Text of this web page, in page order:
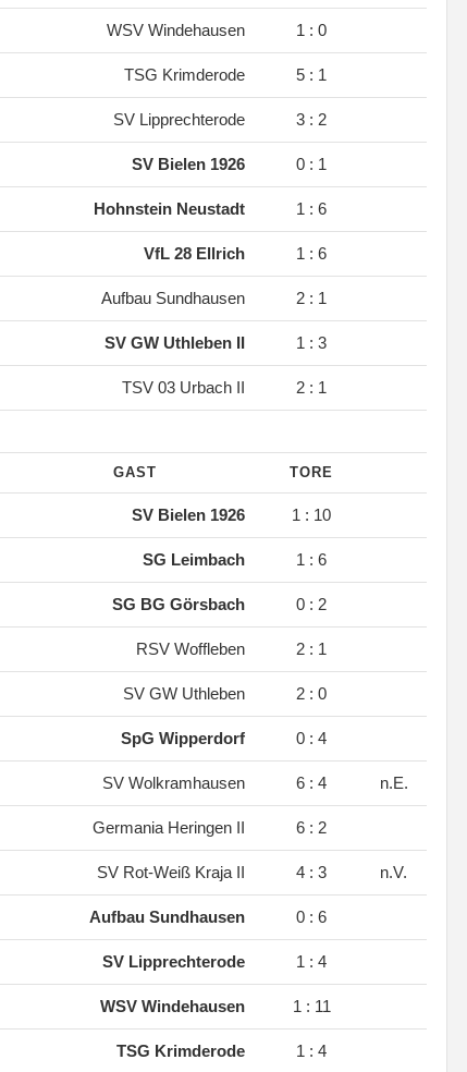
WSV Windehausen 1 : 0
TSG Krimderode 5 : 1
SV Lipprechterode 3 : 2
SV Bielen 1926 0 : 1
Hohnstein Neustadt 1 : 6
VfL 28 Ellrich 1 : 6
Aufbau Sundhausen 2 : 1
SV GW Uthleben II 1 : 3
TSV 03 Urbach II 2 : 1
GAST TORE
SV Bielen 1926 1 : 10
SG Leimbach 1 : 6
SG BG Görsbach 0 : 2
RSV Woffleben 2 : 1
SV GW Uthleben 2 : 0
SpG Wipperdorf 0 : 4
SV Wolkramhausen 6 : 4 n.E.
Germania Heringen II 6 : 2
SV Rot-Weiß Kraja II 4 : 3 n.V.
Aufbau Sundhausen 0 : 6
SV Lipprechterode 1 : 4
WSV Windehausen 1 : 11
TSG Krimderode 1 : 4